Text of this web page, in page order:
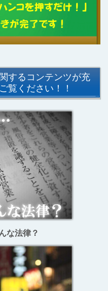
するコンテンツが充
覧ください！！
な法律？